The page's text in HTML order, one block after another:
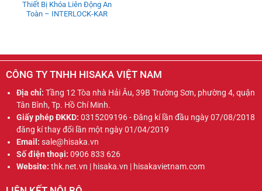
Thiết Bị Khóa Liên Động An
Toàn – INTERLOCK-KAR
CÔNG TY TNHH HISAKA VIỆT NAM
Địa chỉ: Tầng 12 Tòa nhà Hải Âu, 39B Trường Sơn, phường 4, quận
Tân Bình, Tp. Hồ Chí Minh.
Giấy phép ĐKKD: 0315209196 - Đăng kí lần đầu ngày 07/08/2018
đăng kí thay đổi lần một ngày 01/04/2019
Email: sale@hisaka.vn
Số điện thoại: 0906 833 626
Website: thk.net.vn | hisaka.vn | hisakavietnam.com